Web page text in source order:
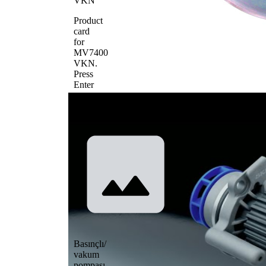
Product
card
for
MV7400
VKN.
Press
Enter
to
Basınçlı/
vakum